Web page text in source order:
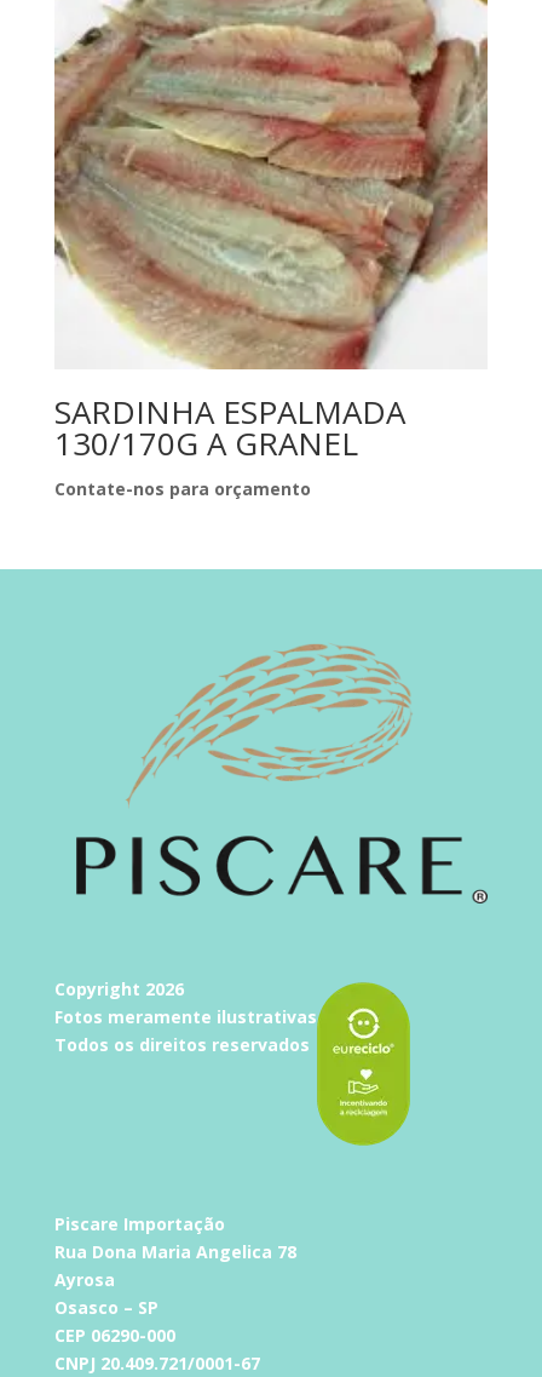
SARDINHA ESPALMADA
130/170G A GRANEL
Contate-nos para orçamento
Copyright 2026
Fotos meramente ilustrativas
Todos os direitos reservados
Piscare Importação
Rua Dona Maria Angelica 78
Ayrosa
Osasco – SP
CEP 06290-000
CNPJ 20.409.721/0001-67